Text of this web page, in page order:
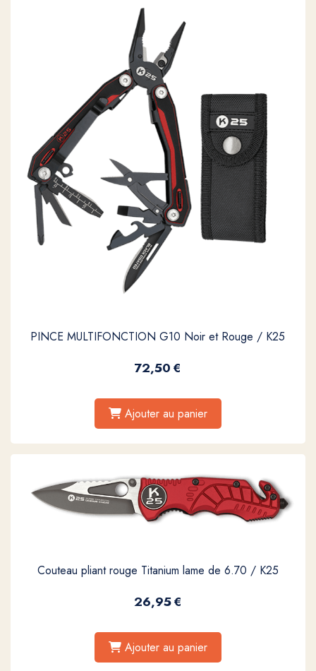
PINCE MULTIFONCTION G10 Noir et Rouge / K25
72,50€
Ajouter au panier
Couteau pliant rouge Titanium lame de 6.70 / K25
26,95€
Ajouter au panier